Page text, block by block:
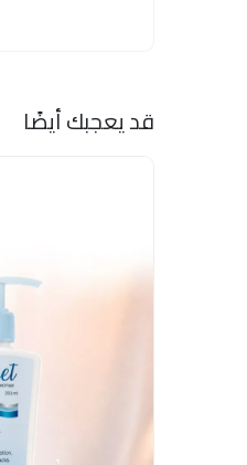
قد يعجبك أيضًا